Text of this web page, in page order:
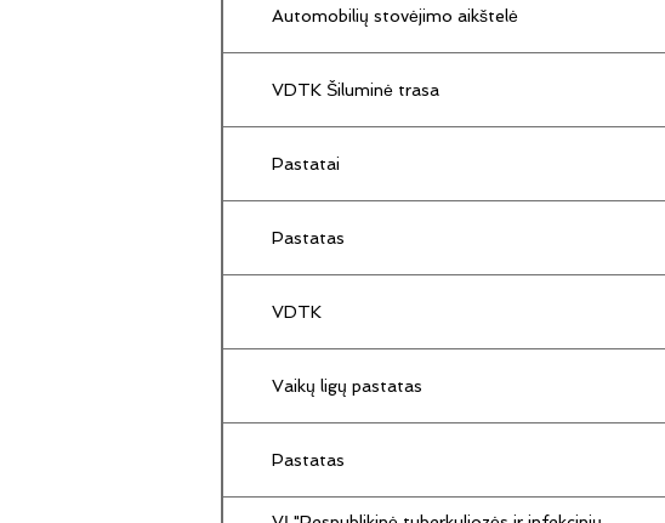
Automobilių stovėjimo aikštelė
VDTK Šiluminė trasa
Pastatai
Pastatas
VDTK
Vaikų ligų pastatas
Pastatas